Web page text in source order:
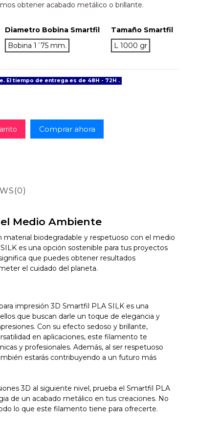
obtener acabado metálico o brillante.
silk
Diametro Bobina Smartfil
Bobina 1´75 mm.
Tamaño Smartfil
L 1000 gr
El tiempo de entrega es de 48H - 72H .
Comprar ahora
(0)
Medio Ambiente
material biodegradable y respetuoso con el medio
es una opción sostenible para tus proyectos
que puedes obtener resultados
el cuidado del planeta.
impresión 3D Smartfil PLA SILK es una
que buscan darle un toque de elegancia y
Con su efecto sedoso y brillante,
en aplicaciones, este filamento te
y profesionales. Además, al ser respetuoso
estarás contribuyendo a un futuro más
3D al siguiente nivel, prueba el Smartfil PLA
de un acabado metálico en tus creaciones. No
lo que este filamento tiene para ofrecerte.